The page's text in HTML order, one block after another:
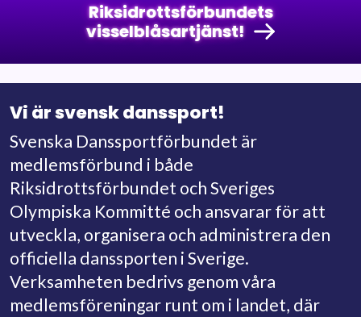
Riksidrottsförbundets
visselblåsartjänst!
Vi är svensk danssport!
Svenska Danssportförbundet är
medlemsförbund i både
Riksidrottsförbundet och Sveriges
Olympiska Kommitté och ansvarar för att
utveckla, organisera och administrera den
officiella danssporten i Sverige.
Verksamheten bedrivs genom våra
medlemsföreningar runt om i landet, där